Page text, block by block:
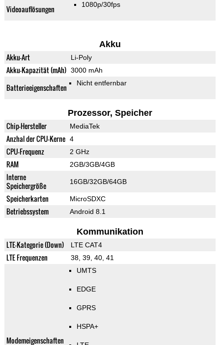
Videoauflösungen 1080p/30fps
Akku
Akku-Art Li-Poly
Akku-Kapazität (mAh) 3000 mAh
Batterieeigenschaften Nicht entfernbar
Prozessor, Speicher
Chip-Hersteller MediaTek
Anzhal der CPU-Kerne 4
CPU-Frequenz 2 GHz
RAM 2GB/3GB/4GB
Interne
Speichergröße
16GB/32GB/64GB
Speicherkarten MicroSDXC
Betriebssystem Android 8.1
Kommunikation
LTE-Kategorie (Down) LTE CAT4
LTE Frequenzen 38, 39, 40, 41
Modemeigenschaften
UMTS
EDGE
GPRS
HSPA+